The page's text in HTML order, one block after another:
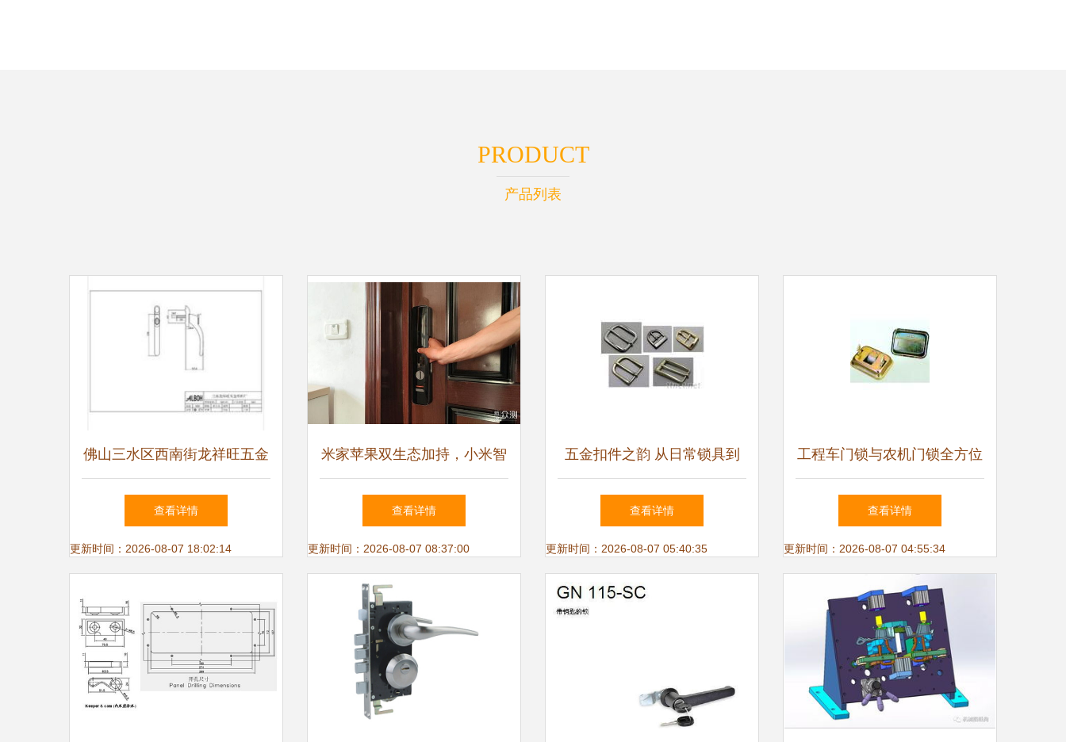
PRODUCT
产品列表
佛山三水区西南街龙祥旺五金
塑料厂 机械门锁匠心品质的
守护者
查看详情
更新时间：2026-08-07 18:02:14
米家苹果双生态加持，小米智
能门锁M20评测 告别钥匙时代
的新选择
查看详情
更新时间：2026-08-07 08:37:00
五金扣件之韵 从日常锁具到
工业纽扣的匠心旅程
查看详情
更新时间：2026-08-07 05:40:35
工程车门锁与农机门锁全方位
解析 品种全面、批发首选
查看详情
更新时间：2026-08-07 04:55:34